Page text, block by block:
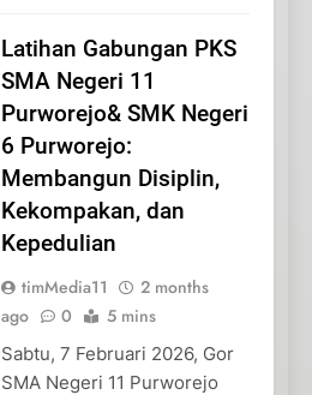
Latihan Gabungan PKS
SMA Negeri 11
Purworejo& SMK Negeri
6 Purworejo:
Membangun Disiplin,
Kekompakan, dan
Kepedulian
timMedia11
2 months
ago
0 5 mins
Sabtu, 7 Februari 2026, Gor
SMA Negeri 11 Purworejo